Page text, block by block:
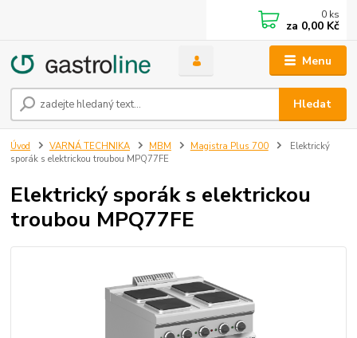
Menu
Hledat
0 ks
za 0,00 Kč
Úvod VARNÁ TECHNIKA MBM Magistra Plus 700
Elektrický
sporák s elektrickou troubou MPQ77FE
Elektrický sporák s elektrickou
troubou MPQ77FE